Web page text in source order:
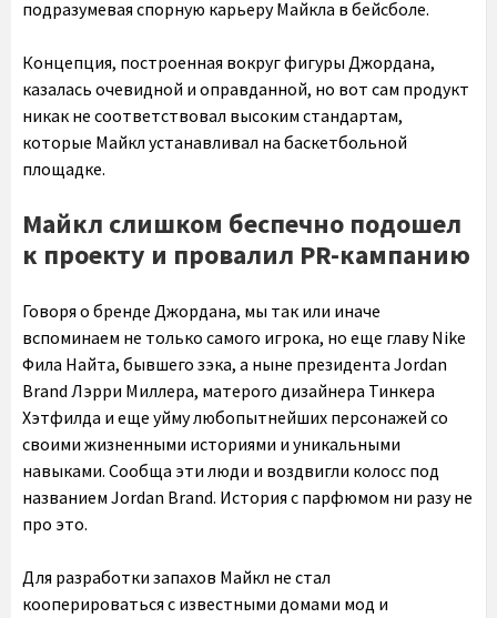
подразумевая спорную карьеру Майкла в бейсболе.
Концепция, построенная вокруг фигуры Джордана,
казалась очевидной и оправданной, но вот сам продукт
никак не соответствовал высоким стандартам,
которые Майкл устанавливал на баскетбольной
площадке.
Майкл слишком беспечно подошел
к проекту и провалил PR-кампанию
Говоря о бренде Джордана, мы так или иначе
вспоминаем не только самого игрока, но еще главу Nike
Фила Найта, бывшего зэка, а ныне президента Jordan
Brand Лэрри Миллера, матерого дизайнера Тинкера
Хэтфилда и еще уйму любопытнейших персонажей со
своими жизненными историями и уникальными
навыками. Сообща эти люди и воздвигли колосс под
названием Jordan Brand. История с парфюмом ни разу не
про это.
Для разработки запахов Майкл не стал
кооперироваться с известными домами мод и